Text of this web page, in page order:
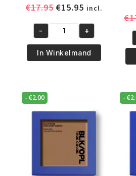
€17.95Oorspronkelijke
was:
€17.95.
€15.95 Huidige
is:
€15.95.
incl.
Black
Opal
–
Powder
Foundation
Carob
- +
In Winkelmand
€
–
-€2.00 -€